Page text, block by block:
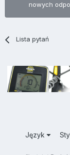
nowych
Lista pytań
Język